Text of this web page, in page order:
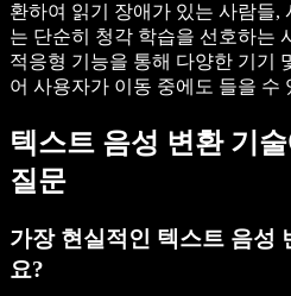
환하여 읽기 장애가 있는 사람들,
는 단순히 청각 학습을 선호하는
적응형 기능을 통해 다양한 기기
어 사용자가 이동 중에도 들을 수
텍스트 음성 변환 기
질문
가장 현실적인 텍스트 음성
요?